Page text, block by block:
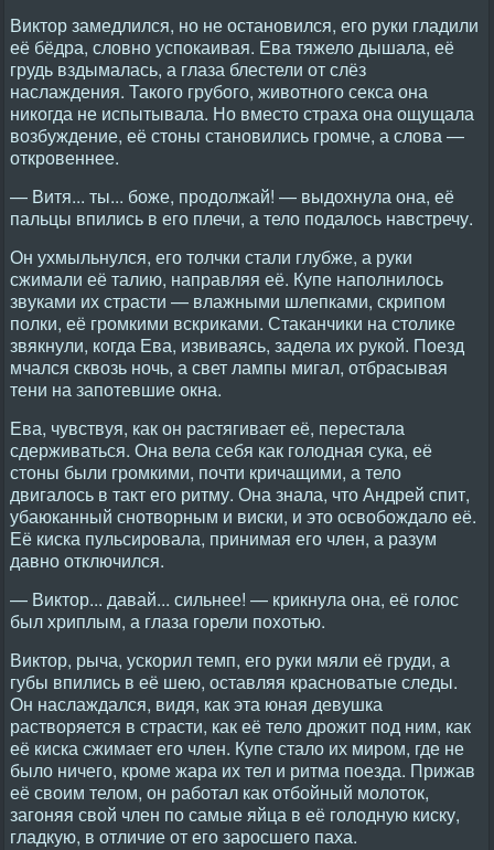
Виктор замедлился, но не остановился, его руки гладили
её бёдра, словно успокаивая. Ева тяжело дышала, её
грудь вздымалась, а глаза блестели от слёз
наслаждения. Такого грубого, животного секса она
никогда не испытывала. Но вместо страха она ощущала
возбуждение, её стоны становились громче, а слова —
откровеннее.
— Витя... ты... боже, продолжай! — выдохнула она, её
пальцы впились в его плечи, а тело подалось навстречу.
Он ухмыльнулся, его толчки стали глубже, а руки
сжимали её талию, направляя её. Купе наполнилось
звуками их страсти — влажными шлепками, скрипом
полки, её громкими вскриками. Стаканчики на столике
звякнули, когда Ева, извиваясь, задела их рукой. Поезд
мчался сквозь ночь, а свет лампы мигал, отбрасывая
тени на запотевшие окна.
Ева, чувствуя, как он растягивает её, перестала
сдерживаться. Она вела себя как голодная сука, её
стоны были громкими, почти кричащими, а тело
двигалось в такт его ритму. Она знала, что Андрей спит,
убаюканный снотворным и виски, и это освобождало её.
Её киска пульсировала, принимая его член, а разум
давно отключился.
— Виктор... давай... сильнее! — крикнула она, её голос
был хриплым, а глаза горели похотью.
Виктор, рыча, ускорил темп, его руки мяли её груди, а
губы впились в её шею, оставляя красноватые следы.
Он наслаждался, видя, как эта юная девушка
растворяется в страсти, как её тело дрожит под ним, как
её киска сжимает его член. Купе стало их миром, где не
было ничего, кроме жара их тел и ритма поезда. Прижав
её своим телом, он работал как отбойный молоток,
загоняя свой член по самые яйца в её голодную киску,
гладкую, в отличие от его заросшего паха.